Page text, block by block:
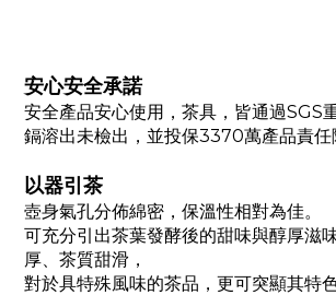
安心安全承諾
安全產品安心使用，茶具，皆通過SGS
鎘溶出未檢出，並投保3370萬產品責任
以器引茶
壺身氣孔分佈綿密，保溫性相對為佳。
可充分引出茶葉發酵後的甜味與醇厚滋
厚、茶質甜滑，
對於具特殊風味的茶品，更可突顯其特